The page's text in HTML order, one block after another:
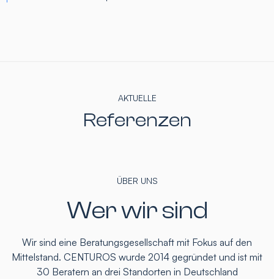
AKTUELLE
Referenzen
ÜBER UNS
Wer wir sind
Wir sind eine Beratungsgesellschaft mit Fokus auf den
Mittelstand. CENTUROS wurde 2014 gegründet und ist mit
30 Beratern an drei Standorten in Deutschland